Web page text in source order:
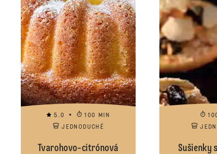
5.0
100 MIN
JEDNODUCHÉ
Tvarohovo-citrónová
Sušienky